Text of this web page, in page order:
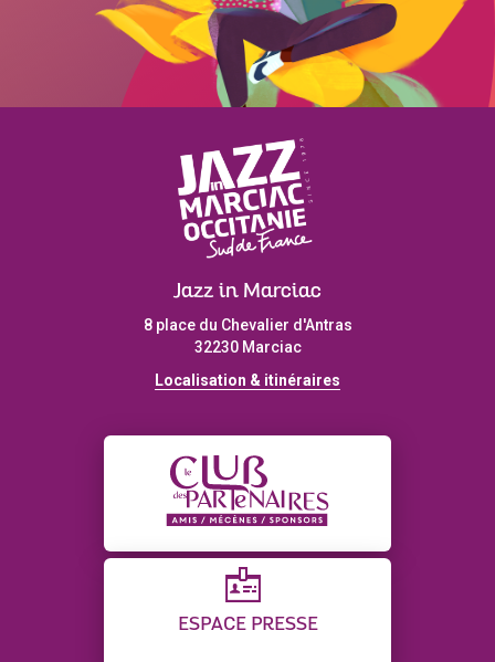
Jazz in Marciac
8 place du Chevalier d'Antras
32230 Marciac
Localisation & itinéraires
ESPACE PRESSE